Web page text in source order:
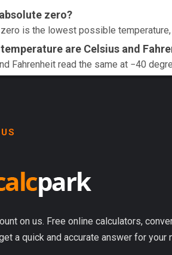
zero?
is the lowest possible temperature,
are Celsius and
Fahrenheit read the same at −40
on us. Free online calculators,
a quick and accurate answer for your